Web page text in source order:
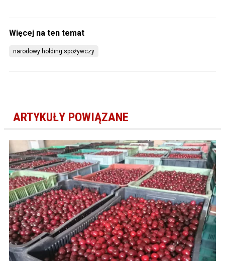
narodowy holding spożywczy
ARTYKUŁY POWIĄZANE